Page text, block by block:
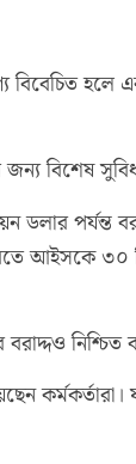
হলে
বিশেষ
পর্যন্ত
আইসকে ৩০
নিশ্চিত